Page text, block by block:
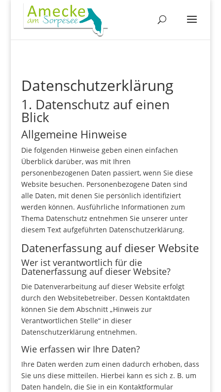
Datenschutz­erklärung
1. Datenschutz auf einen
Blick
Allgemeine Hinweise
Die folgenden Hinweise geben einen einfachen
Überblick darüber, was mit Ihren
personenbezogenen Daten passiert, wenn Sie diese
Website besuchen. Personenbezogene Daten sind
alle Daten, mit denen Sie persönlich identifiziert
werden können. Ausführliche Informationen zum
Thema Datenschutz entnehmen Sie unserer unter
diesem Text aufgeführten Datenschutzerklärung.
Datenerfassung auf dieser Website
Wer ist verantwortlich für die
Datenerfassung auf dieser Website?
Die Datenverarbeitung auf dieser Website erfolgt
durch den Websitebetreiber. Dessen Kontaktdaten
können Sie dem Abschnitt „Hinweis zur
Verantwortlichen Stelle“ in dieser
Datenschutzerklärung entnehmen.
Wie erfassen wir Ihre Daten?
Ihre Daten werden zum einen dadurch erhoben, dass
Sie uns diese mitteilen. Hierbei kann es sich z. B. um
Daten handeln, die Sie in ein Kontaktformular